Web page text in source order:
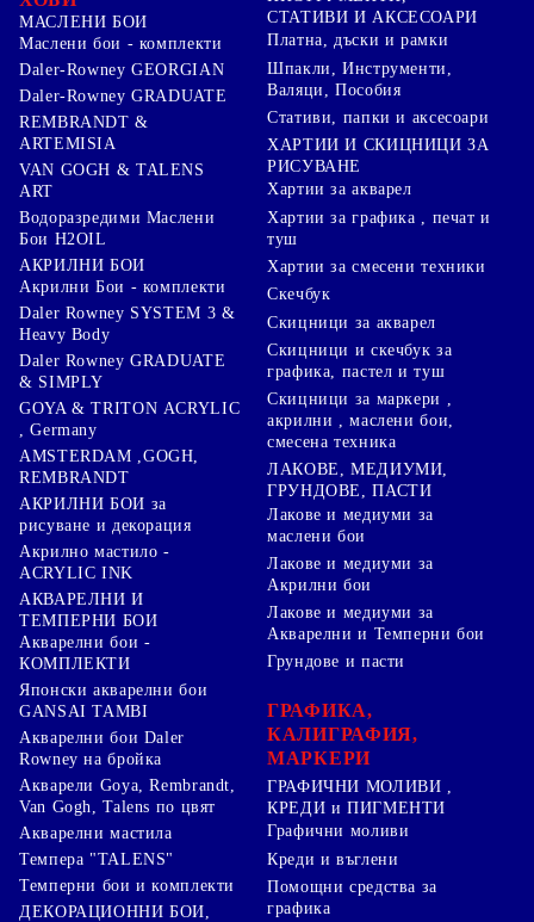
МАСЛЕНИ БОИ
Маслени бои - комплекти
Daler-Rowney GEORGIAN
Daler-Rowney GRADUATE
REMBRANDT &
ARTEMISIA
VAN GOGH & TALENS
ART
Водоразредими Маслени
Бои H2OIL
АКРИЛНИ БОИ
Акрилни Бои - комплекти
Daler Rowney SYSTEM 3 &
Heavy Body
Daler Rowney GRADUATE
& SIMPLY
GOYA & TRITON АCRYLIC
, Germany
AMSTERDAM ,GOGH,
REMBRANDT
АКРИЛНИ БОИ за
рисуване и декорация
Акрилно мастило -
ACRYLIC INK
АКВАРЕЛНИ И
ТЕМПЕРНИ БОИ
Акварелни бои -
КОМПЛЕКТИ
Японски акварелни бои
GANSAI TAMBI
Акварелни бои Daler
Rowney на бройка
Акварели Goya, Rembrandt,
Van Gogh, Talens по цвят
Акварелни мастила
Темпера "TALENS"
Темперни бои и комплекти
ДЕКОРАЦИОННИ БОИ,
СТАТИВИ И АКСЕСОАРИ
Платна, дъски и рамки
Шпакли, Инструменти,
Валяци, Пособия
Стативи, папки и аксесоари
ХАРТИИ И СКИЦНИЦИ ЗА
РИСУВАНЕ
Хартии за акварел
Хартии за графика , печат и
туш
Хартии за смесени техники
Скечбук
Скицници за акварел
Скицници и скечбук за
графика, пастел и туш
Скицници за маркери ,
акрилни , маслени бои,
смесена техника
ЛАКОВЕ, МЕДИУМИ,
ГРУНДОВЕ, ПАСТИ
Лакове и медиуми за
маслени бои
Лакове и медиуми за
Акрилни бои
Лакове и медиуми за
Акварелни и Темперни бои
Грундове и пасти
ГРАФИКА,
КАЛИГРАФИЯ,
МАРКЕРИ
ГРАФИЧНИ МОЛИВИ ,
КРЕДИ и ПИГМЕНТИ
Графични моливи
Креди и въглени
Помощни средства за
графика